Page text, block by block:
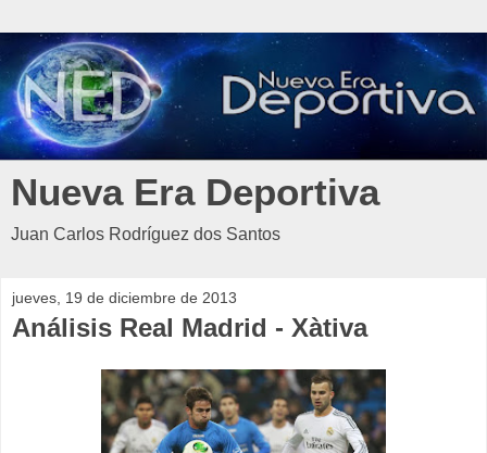
Nueva Era Deportiva
Juan Carlos Rodríguez dos Santos
jueves, 19 de diciembre de 2013
Análisis Real Madrid - Xàtiva